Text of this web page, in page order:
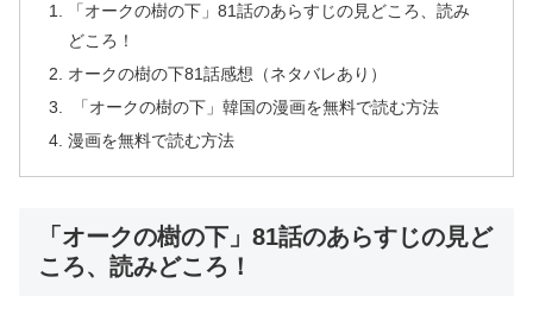
「オークの樹の下」81話のあらすじの見どころ、読み
どころ！
オークの樹の下81話感想（ネタバレあり）
「オークの樹の下」韓国の漫画を無料で読む方法
漫画を無料で読む方法
「オークの樹の下」81話のあらすじの見ど
ころ、読みどころ！